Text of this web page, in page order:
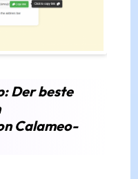
Der beste
Calameo-